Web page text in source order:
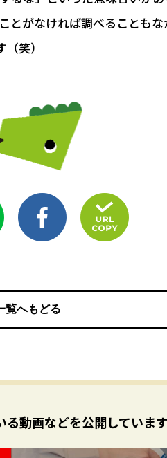
とがなければ調べることも
笑）
覧へもどる
覧へもどる
る動画などを公開しています